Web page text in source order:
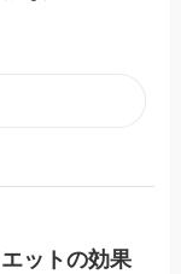
ットの効果